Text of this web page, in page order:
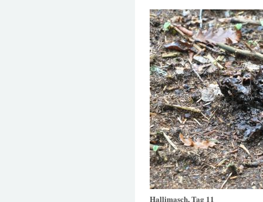
Hallimasch, Tag 11